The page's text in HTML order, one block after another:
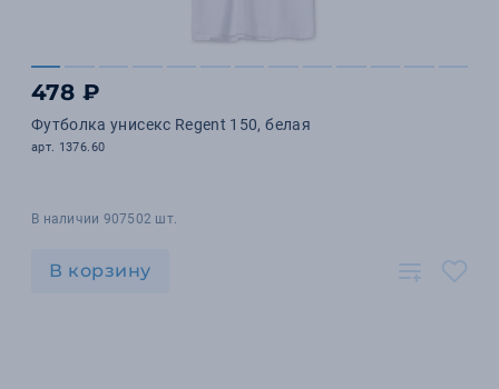
478 ₽
Футболка унисекс Regent 150, белая
арт. 1376.60
В наличии 907502 шт.
В корзину